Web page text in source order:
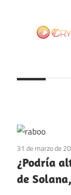
contenido
31 de marzo de
¿Podría
de